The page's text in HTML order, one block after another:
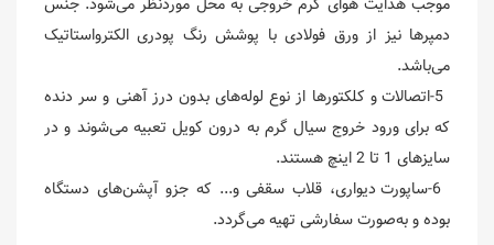
دمپرها نیز از ورق فولادی با پوشش رنگ پودری الکترواستاتیک
می‌باشد.
5-اتصالات و کلکتورها از نوع لوله‌های بدون درز آهنی و سر دنده
که برای ورود خروج سیال گرم به درون کویل تعبیه می‌شوند و در
سایزهای 1 تا 2 اینچ هستند.
6-ساپورت دیواری، قلاب سقفی و... که جزو آپشن‌های دستگاه
بوده و به‌صورت سفارشی تهیه می‌گردد.